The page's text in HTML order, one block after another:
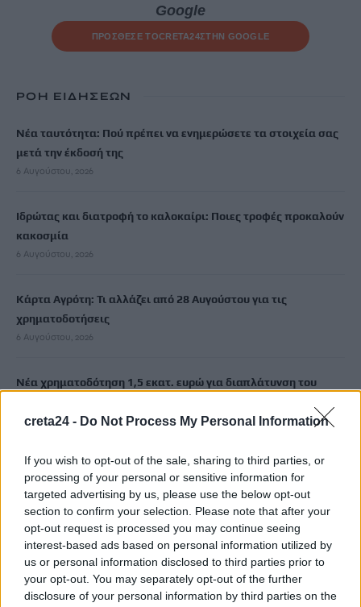
creta24 - Do Not Process My Personal Information
If you wish to opt-out of the sale, sharing to third parties, or
processing of your personal or sensitive information for
targeted advertising by us, please use the below opt-out
section to confirm your selection. Please note that after your
opt-out request is processed you may continue seeing
interest-based ads based on personal information utilized by
us or personal information disclosed to third parties prior to
your opt-out. You may separately opt-out of the further
disclosure of your personal information by third parties on the
Google
ΠΡΟΣΘΕΣΕ ΤΟCRETA24ΣΤΗΝ GOOGLE
ΡΟΗ ΕΙΔΗΣΕΩΝ
Νέα ταυτότητα: Πού πρέπει να ενημερώσετε τα στοιχεία σας
μετά την έκδοσή της
6 Αυγούστου, 2026
Ιδρώτας και διατροφή το καλοκαίρι: Ποιες τροφές προκαλούν
κακοσμία
6 Αυγούστου, 2026
Κάρτα Αγρότη: Τι αλλάζει από 28 Αυγούστου για τις
χρηματοδοτήσεις
6 Αυγούστου, 2026
Νέα χρηματοδότηση 1,5 εκατ. ευρώ για διαπλάτυνση του
6 Αυγούστου, 2026
Τι δείχνει η ιατροδικαστική εξέταση για τα αίτια θανάτου του
90χρονου που εντοπίστηκε μέσα σε καταψύκτη
6 Αυγούστου, 2026
Το Αρκαλοχώρι γιόρτασε τον Προστάτη και Πολιούχο του
6 Αυγούστου, 2026